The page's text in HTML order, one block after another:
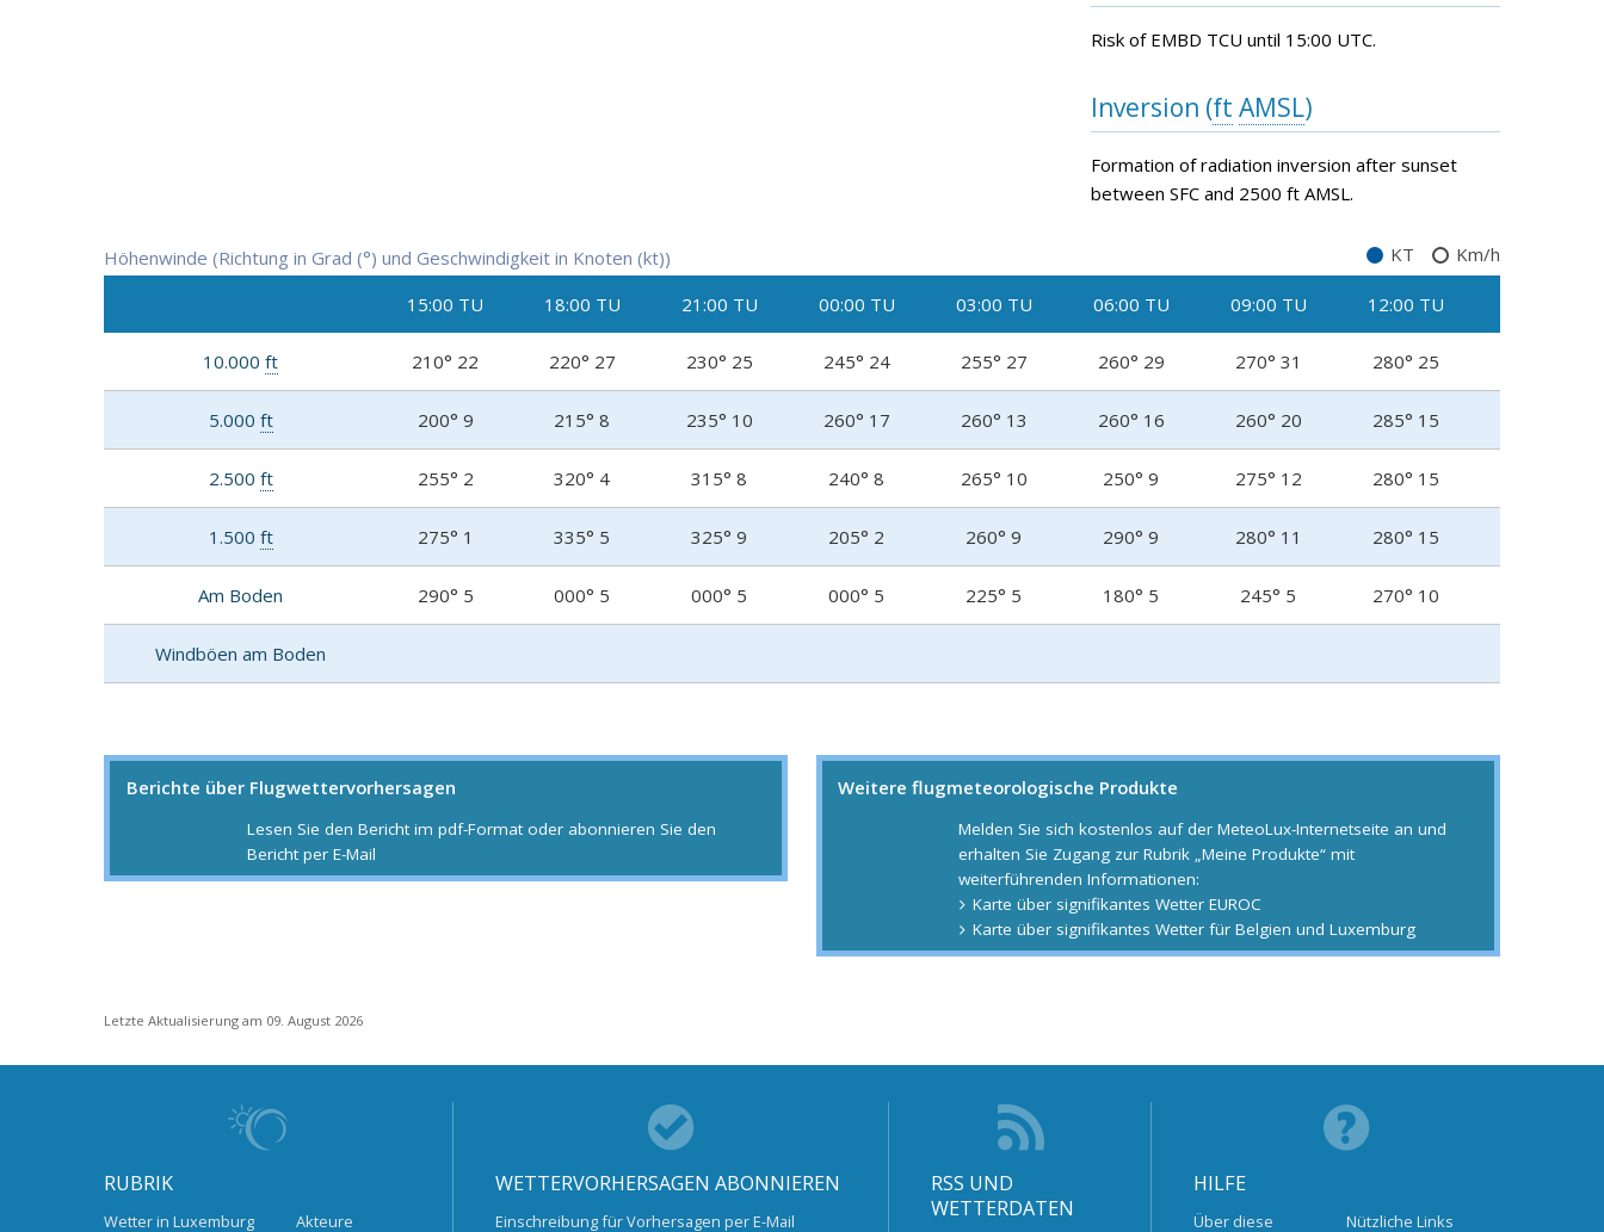
Risk of EMBD TCU until 15:00 UTC.
Inversion (ft AMSL)
Formation of radiation inversion after sunset
between SFC and 2500 ft AMSL.
KT Km/h
Höhenwinde (Richtung in Grad (°) und Geschwindigkeit in Knoten (kt))
15:00 TU
18:00 TU 21:00 TU 00:00 TU 03:00 TU 06:00 TU 09:00 TU 12:00 TU
10.000 ft 210° 22 220° 27 230° 25 245° 24 255° 27 260° 29 270° 31 280° 25
5.000 ft 200° 9 215° 8 235° 10 260° 17 260° 13 260° 16 260° 20 285° 15
2.500 ft 255° 2 320° 4 315° 8 240° 8 265° 10 250° 9 275° 12 280° 15
1.500 ft 275° 1 335° 5 325° 9 205° 2 260° 9 290° 9 280° 11 280° 15
Am Boden 290° 5 000° 5 000° 5 000° 5 225° 5 180° 5 245° 5 270° 10
Windböen am Boden
Berichte über Flugwettervorhersagen
Lesen Sie den Bericht im pdf-Format oder abonnieren Sie den
Bericht per E-Mail
Weitere flugmeteorologische Produkte
Melden Sie sich kostenlos auf der MeteoLux-Internetseite an und
erhalten Sie Zugang zur Rubrik „Meine Produkte“ mit
weiterführenden Informationen:
Karte über signifikantes Wetter EUROC
Karte über signifikantes Wetter für Belgien und Luxemburg
Letzte Aktualisierung am 09. August 2026
RUBRIK
Wetter in Luxemburg Akteure
WETTERVORHERSAGEN ABONNIEREN
Einschreibung für Vorhersagen per E-Mail
RSS UND
WETTERDATEN
HILFE
Über diese Nützliche Links